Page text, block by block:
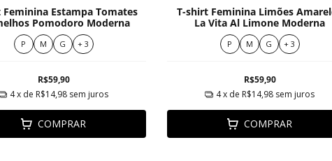
Feminina Estampa Tomates
Pomodoro Moderna
P M G + 3
R$59,90
4x de R$14,98 sem juros
COMPRAR
T-shirt Feminina Limões
La Vita Al Limone Moderna
P M G + 3
R$59,90
4x de R$14,98 sem juros
COMPRAR